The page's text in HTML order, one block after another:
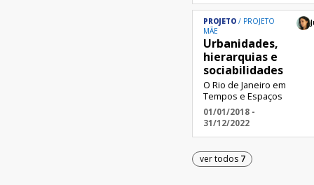
PROJETO
PROJETO
MÃE
Urbanidades,
hierarquias e
sociabilidades
O Rio de Janeiro em
Tempos e Espaços
01/01/2018 -
31/12/2022
ver todos 7